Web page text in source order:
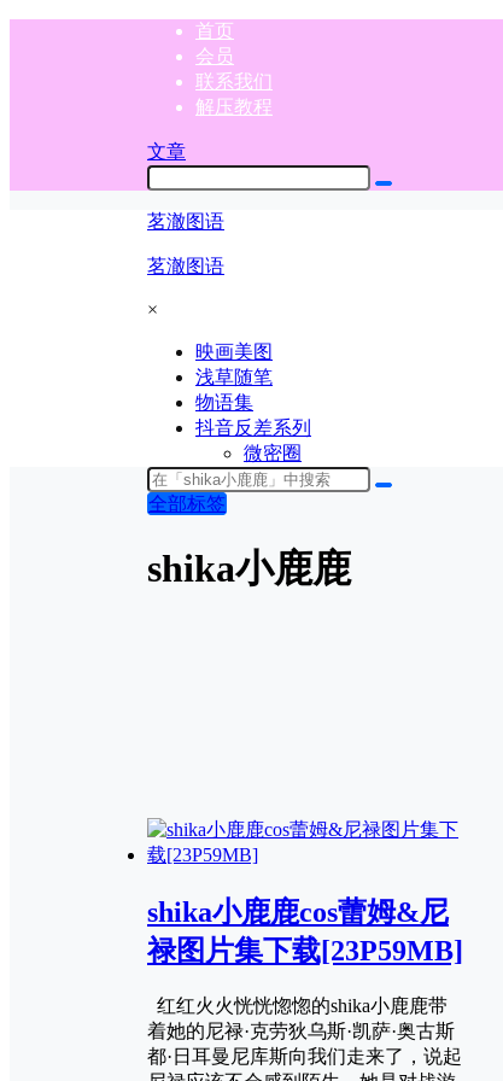
首页
会员
联系我们
解压教程
文章
茗澈图语
茗澈图语
×
映画美图
浅草随笔
物语集
抖音反差系列
微密圈
全部标签
shika小鹿鹿
shika小鹿鹿cos蕾姆&尼
禄图片集下载[23P59MB]
红红火火恍恍惚惚的shika小鹿鹿带
着她的尼禄·克劳狄乌斯·凯萨·奥古斯
都·日耳曼尼库斯向我们走来了，说起